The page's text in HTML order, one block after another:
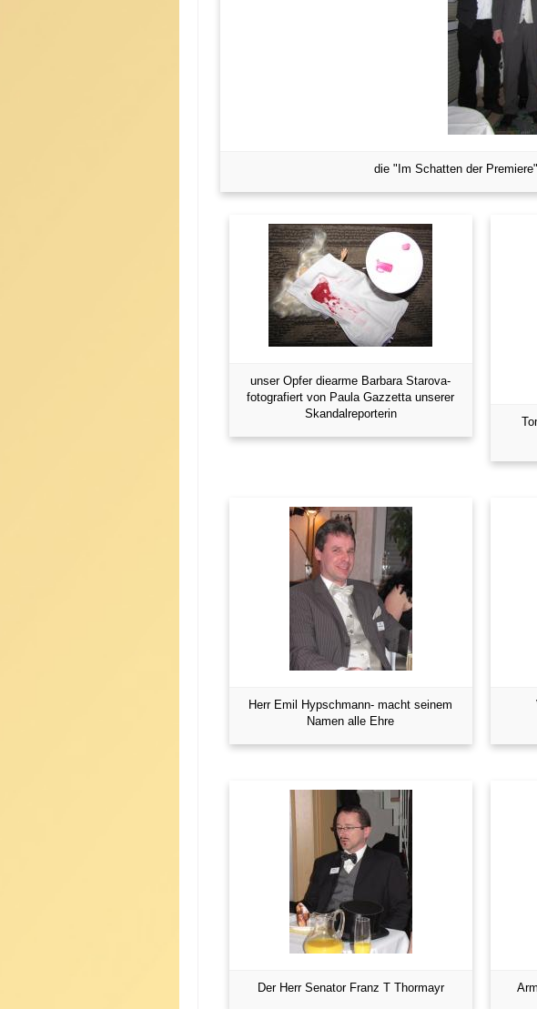
die "Im Schatten der
unser Opfer diearme Barbara Starova-
fotografiert von Paula Gazzetta unserer
Skandalreporterin
Herr Emil Hypschmann- macht seinem
Namen alle Ehre
Der Herr Senator Franz T Thormayr